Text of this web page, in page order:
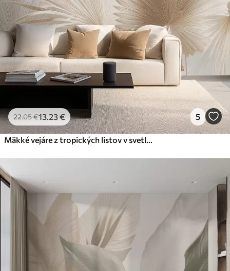
22.05€13 .23€ 5